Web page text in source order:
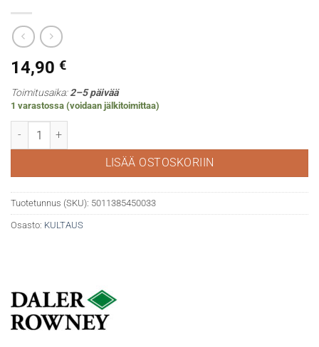
14,90 €
Toimitusaika:2–5 päivää
1 varastossa (voidaan jälkitoimittaa)
Metallipasta Antique Gold 22ml Goldfinger määrä
LISÄÄ OSTOSKORIIN
Tuotetunnus (SKU): 5011385450033
Osasto: KULTAUS